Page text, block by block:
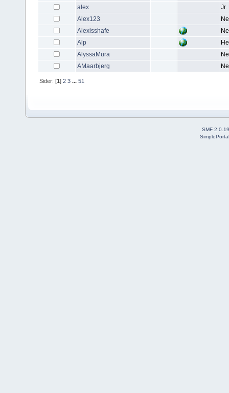
alex
Jr.
Alex123
Alexisshafe
Alp
AlyssaMura
AMaarbjerg
Sider: [1]2 3 ...51
SMF 2.0.19